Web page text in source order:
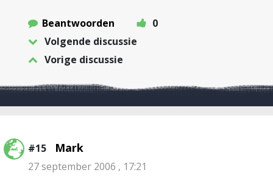
Beantwoorden
0
Volgende discussie
Vorige discussie
#15 Mark
27 september 2006 , 17:21